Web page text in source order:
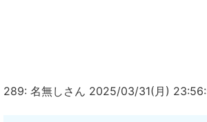
289: 名無しさん 2025/03/31(月)